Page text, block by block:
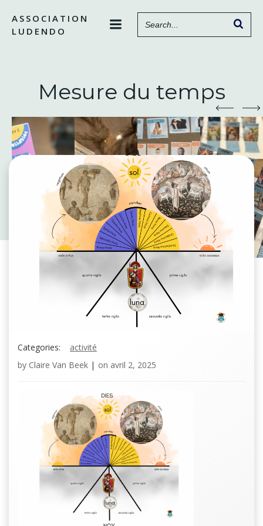
contenu
ASSOCIATION
LUDENDO
Mesure du temps
Categories:
activité
by Claire Van Beek | on avril 2, 2025